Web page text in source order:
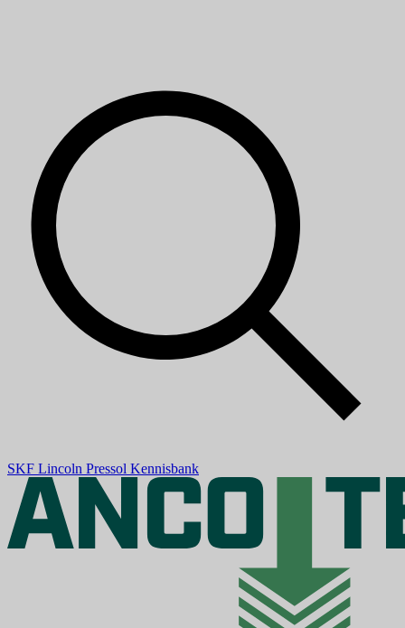
SKF Lincoln Pressol Kennisbank